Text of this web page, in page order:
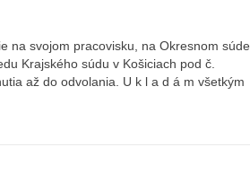
na svojom pracovisku, na Okresnom súde
Krajského súdu v Košiciach pod č.
až do odvolania. U k l a d á m všetkým